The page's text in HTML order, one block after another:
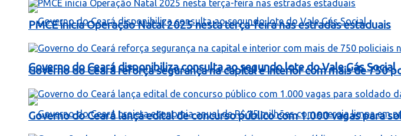
Governo do Ceará disponibiliza consulta ao segundo lote do Vale Gás Social
PMCE inicia Operação Natal 2025 nesta terça-feira nas estradas estaduais
Governo do Ceará reforça segurança na capital e interior com mais de 750
Governo do Ceará lança edital de concurso público com 1.000 vagas para